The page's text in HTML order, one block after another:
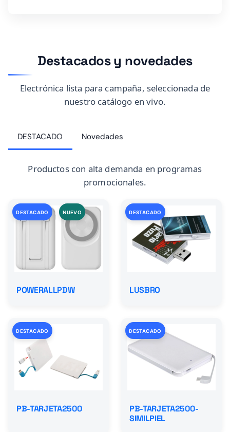
Destacados y novedades
Electrónica lista para campaña, seleccionada de
nuestro catálogo en vivo.
DESTACADO Novedades
Productos con alta demanda en programas
promocionales.
DESTACADO NUEVO
POWERALLPDW
DESTACADO
LUSBRO
DESTACADO
PB-TARJETA2500
DESTACADO
PB-TARJETA2500-
SIMILPIEL